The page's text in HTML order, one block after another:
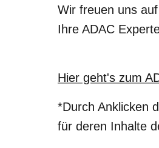
Wir freuen uns
Ihre ADAC
Hier geht's zum
*Durch Anklicken
für deren Inhalte